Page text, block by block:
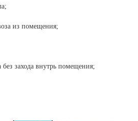
из помещения;
захода внутрь помещения;